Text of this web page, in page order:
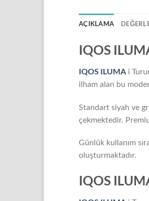
AÇIKLAMA
IQOS
IQOS ILUMA i
ilham alan bu
Standart siyah ve
çekmektedir.
Günlük kullanım
oluşturmaktadır.
IQOS